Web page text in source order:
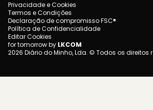
Privacidade e Cookies
Termos e Condições
Declaração de compromisso FSC®
Política de Confidencialidade
Editar Cookies
for tomorrow by LKCOM
2026 Diário do Minho, Lda. © Todos os direitos